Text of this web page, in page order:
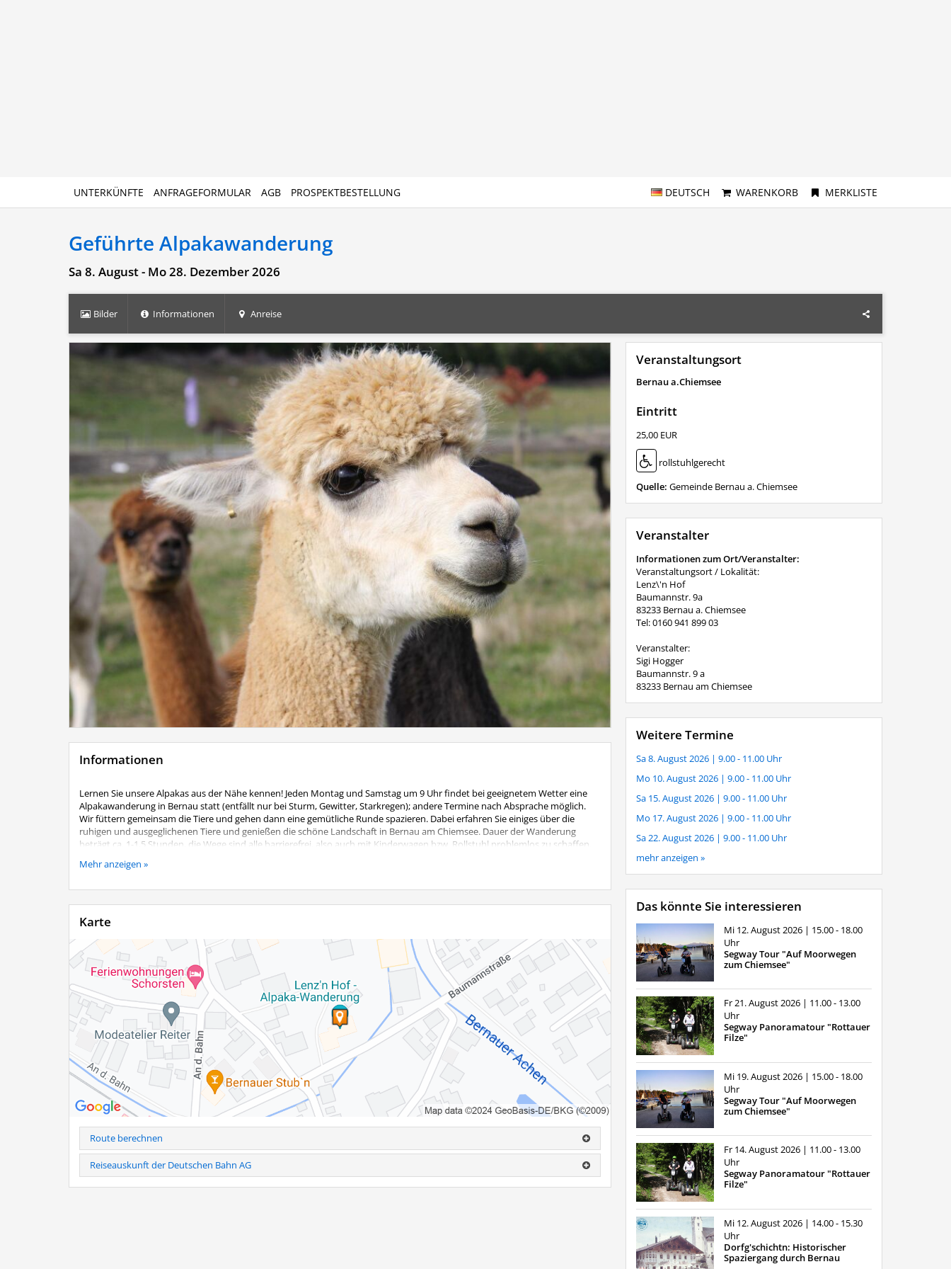
DEUTSCH WARENKORB MERKLISTE
UNTERKÜNFTE ANFRAGEFORMULAR AGB PROSPEKTBESTELLUNG
Geführte Alpakawanderung
Sa 8. August - Mo 28. Dezember 2026
Bilder Informationen Anreise
Informationen
Lernen Sie unsere Alpakas aus der Nähe kennen! Jeden Montag und Samstag um 9 Uhr findet bei geeignetem Wetter eine
Alpakawanderung in Bernau statt (entfällt nur bei Sturm, Gewitter, Starkregen); andere Termine nach Absprache möglich.
Wir füttern gemeinsam die Tiere und gehen dann eine gemütliche Runde spazieren. Dabei erfahren Sie einiges über die
ruhigen und ausgeglichenen Tiere und genießen die schöne Landschaft in Bernau am Chiemsee. Dauer der Wanderung
beträgt ca. 1-1,5 Stunden, die Wege sind alle barrierefrei, also auch mit Kinderwagen bzw. Rollstuhl problemlos zu schaffen.
Kosten:
Begleitpersonen ohne eigenes Alpaka 5,00 €
Kinder bis 12 Jahre nur in Begleitung eines Erwachsenen, Kinder bis 6 Jahre wandern kostenlos mit.
Eine Anmeldung ist unbedingt telefonisch erforderlich:
Lenz´n Hof
Familie Hogger
Baumannstr. 9 a
83233 Bernau am Chiemsee
Tel.: 0160-941 899 03
Hinweis
: Telefonische Anmeldung erforderlich unter Tel.: 0160-94189903
Bei kurzfristiger Stornierung (24h vorher) und Nichterscheinen, wird eine Ausfallrechnung gestellt.
Weitere Infos als PDF
Mehr anzeigen »
Karte
Route berechnen
Reiseauskunft der Deutschen Bahn AG
Veranstaltungsort
Bernau a.Chiemsee
Eintritt
25,00 EUR
rollstuhlgerecht
Quelle: Gemeinde Bernau a. Chiemsee
Veranstalter
Informationen zum Ort/Veranstalter:
Veranstaltungsort / Lokalität:
Lenz\'n Hof
Baumannstr. 9a
83233 Bernau a. Chiemsee
Tel: 0160 941 899 03
Veranstalter:
Sigi Hogger
Baumannstr. 9 a
83233 Bernau am Chiemsee
Weitere Termine
Sa 8. August 2026 | 9.00 - 11.00 Uhr
Mo 10. August 2026 | 9.00 - 11.00 Uhr
Sa 15. August 2026 | 9.00 - 11.00 Uhr
Mo 17. August 2026 | 9.00 - 11.00 Uhr
Sa 22. August 2026 | 9.00 - 11.00 Uhr
mehr anzeigen »
Das könnte Sie interessieren
Mi 12. August 2026 | 15.00 - 18.00
Uhr
Segway Tour "Auf Moorwegen
zum Chiemsee"
Fr 21. August 2026 | 11.00 - 13.00
Uhr
Segway Panoramatour "Rottauer
Filze"
Mi 19. August 2026 | 15.00 - 18.00
Uhr
Segway Tour "Auf Moorwegen
zum Chiemsee"
Fr 14. August 2026 | 11.00 - 13.00
Uhr
Segway Panoramatour "Rottauer
Filze"
Mi 12. August 2026 | 14.00 - 15.30
Uhr
Dorfg'schichtn: Historischer
Spaziergang durch Bernau